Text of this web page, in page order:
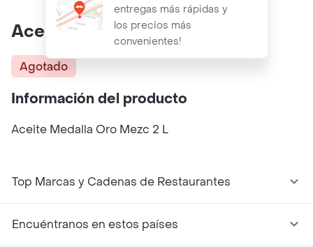
entregas más rápidas y
los precios más
convenientes!
Aceite Medalla Oro Mezc
Agotado
Información del producto
Aceite Medalla Oro Mezc 2 L
Top Marcas y Cadenas de Restaurantes
Encuéntranos en estos países